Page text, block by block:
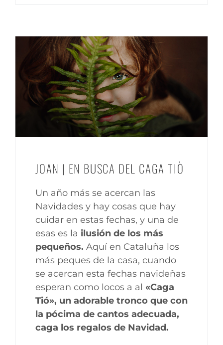
JOAN | EN BUSCA DEL CAGA TIÒ
Un año más se acercan las
Navidades y hay cosas que hay
cuidar en estas fechas, y una de
esas es la ilusión de los más
pequeños. Aquí en Cataluña los
más peques de la casa, cuando
se acercan esta fechas navideñas
esperan como locos a al «Caga
Tió», un adorable tronco que con
la pócima de cantos adecuada,
caga los regalos de Navidad.